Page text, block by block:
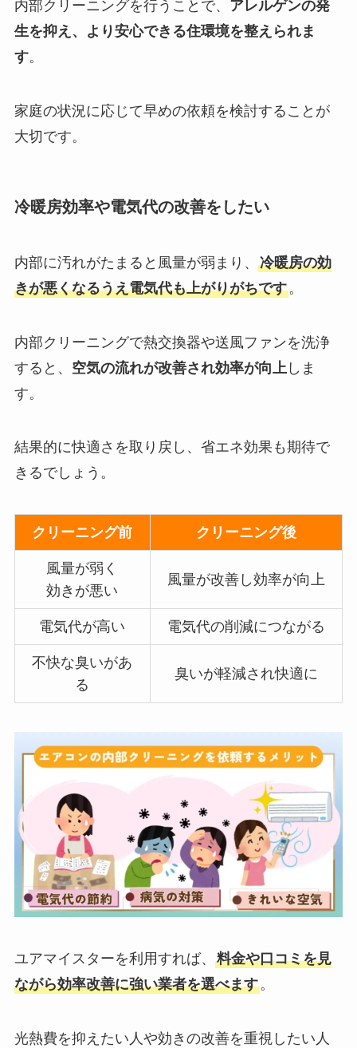
内部クリーニングを行うことで、 アレルゲンの発
生を抑え、より安心できる住環境を整えられま
す。
家庭の状況に応じて早めの依頼を検討することが
大切です。
冷暖房効率や電気代の改善をしたい
内部に汚れがたまると風量が弱まり、 冷暖房の効
きが悪くなるうえ電気代も上がりがちです。
内部クリーニングで熱交換器や送風ファンを洗浄
すると、 空気の流れが改善され効率が向上 しま
す。
結果的に快適さを取り戻し、省エネ効果も期待で
きるでしょう。
クリーニング前 クリーニング後
風量が弱く
効きが悪い
風量が改善し効率が向上
電気代が高い 電気代の削減につながる
不快な臭いがあ
る
臭いが軽減され快適に
ユアマイスターを利用すれば、 料金や口コミを見
ながら効率改善に強い業者を選べます。
光熱費を抑えたい人や効きの改善を重視したい人